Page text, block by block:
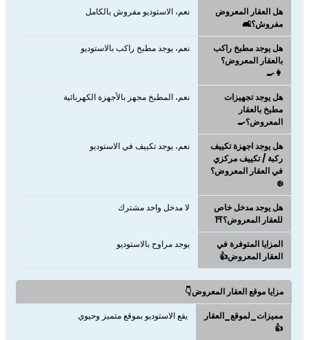
هل العقار المعروض
مفروش؟🛋️
نعم، الاستوديو مفروش بالكامل
هل يوجد مطبخ راكب
بالعقار المعروض؟
👩‍🍳
نعم، يوجد مطبخ راكب بالاستوديو
هل يوجد تجهيزات
مطبخ بالعقار
المعروض؟🍳
نعم، المطبخ مجهز بالأجهزة الكهربائية
هل يوجد اجهزة تكييف
ركبة / تكييف مركزي
في العقار المعروض؟
❄️
نعم، يوجد تكييف في الاستوديو
هل يوجد مدخل خاص
للعقار المعروض؟⛩️
لا مدخل واحد مشترك
المزايا المتوفرة في
العقار المعروض👍
يوجد مراوح بالاستوديو
مزايا موقع العقار المعروض👇
مميزات_لموقع_العقار
👍
يقع الاستوديو بموقع متميز وحيوي